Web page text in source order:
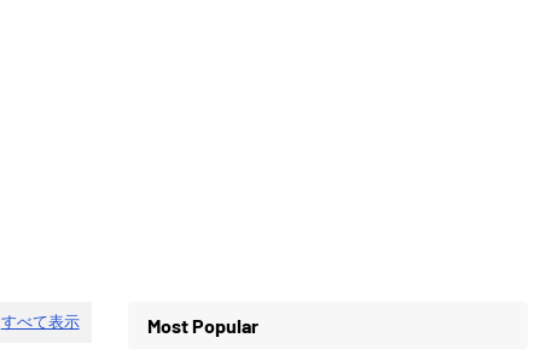
すべて表示 Most Popular